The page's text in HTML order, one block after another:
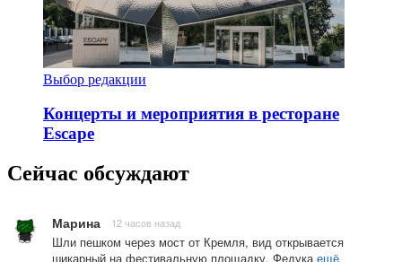
Выбор редакции
Концерты и мероприятия в ресторане
Escape
Сейчас обсуждают
Марина 12 часов назад
Шли пешком через мост от Кремля, вид открывается
шикарный на фестивальную площадку. Федукаещё